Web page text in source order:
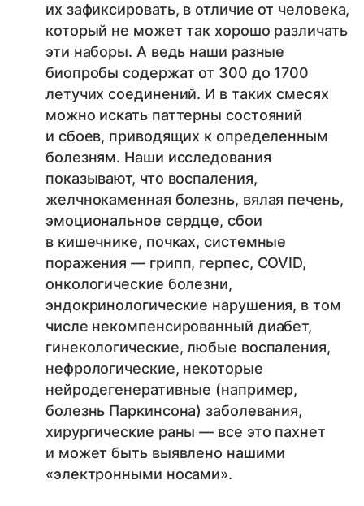
их зафиксировать, в отличие от человека,
который не может так хорошо различать
эти наборы. А ведь наши разные
биопробы содержат от 300 до 1700
летучих соединений. И в таких смесях
можно искать паттерны состояний
и сбоев, приводящих к определенным
болезням. Наши исследования
показывают, что воспаления,
желчнокаменная болезнь, вялая печень,
эмоциональное сердце, сбои
в кишечнике, почках, системные
поражения — грипп, герпес, COVID,
онкологические болезни,
эндокринологические нарушения, в том
числе некомпенсированный диабет,
гинекологические, любые воспаления,
нефрологические, некоторые
нейродегенеративные (например,
болезнь Паркинсона) заболевания,
хирургические раны — все это пахнет
и может быть выявлено нашими
«электронными носами».